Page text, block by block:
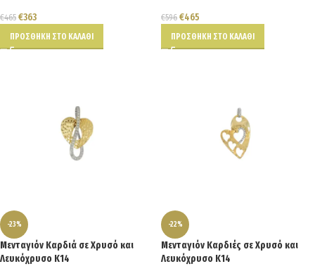
€465 €363
ΠΡΟΣΘΉΚΗ ΣΤΟ ΚΑΛΆΘΙ
€596 €465
ΠΡΟΣΘΉΚΗ ΣΤΟ ΚΑΛΆΘΙ
-23%
Μενταγιόν Καρδιά σε Χρυσό και
Λευκόχρυσο Κ14
-22%
Μενταγιόν Καρδιές σε Χρυσό και
Λευκόχρυσο Κ14